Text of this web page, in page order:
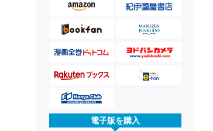
電子版を購入